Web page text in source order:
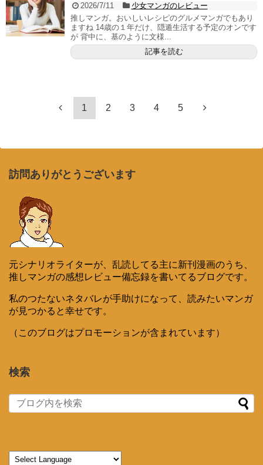
2026/7/11
少女マンガのレビュー
推しマンガ。おいしいレシピのグルメマンガでもあり
ますね 14歳の１年だけ、隠遁生活する予定のオンです
が 背中に、基のように文様...
記事を読む
1 2 3 4 5
訪問ありがとうございます
元シナリオライターが、乱読してる主に新刊漫画のうち、
推しマンガの感想レビュー備忘録を書いてるブログです。
私のつたないネタバレが手助けになって、読みたいマンガ
が見つかると幸せです。
（このブログはプロモーションが含まれています）
検索